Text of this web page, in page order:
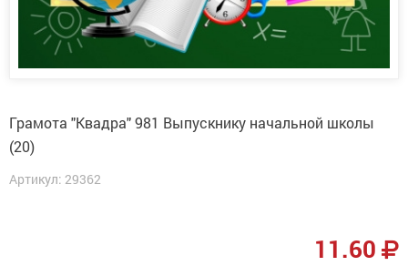
Грамота "Квадра" 981 Выпускнику начальной школы
(20)
Артикул: 29362
11.60